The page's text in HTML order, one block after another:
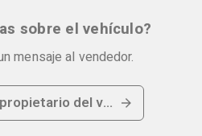
sobre el vehículo?
mensaje al vendedor.
del vehículo